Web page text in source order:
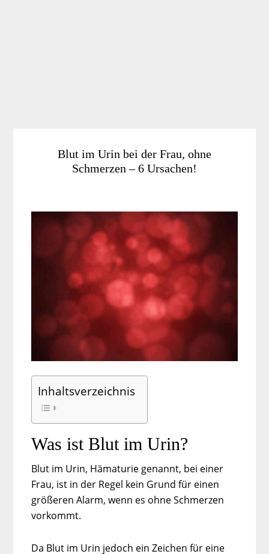
Blut im Urin bei der Frau, ohne
Schmerzen – 6 Ursachen!
Inhaltsverzeichnis
Was ist Blut im Urin?
Blut im Urin, Hämaturie genannt, bei einer
Frau, ist in der Regel kein Grund für einen
größeren Alarm, wenn es ohne Schmerzen
vorkommt.
Da Blut im Urin jedoch ein Zeichen für eine